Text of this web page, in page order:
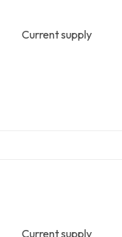
Current supply
Current supply